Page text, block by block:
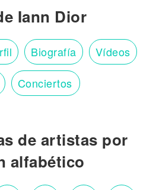
Iann Dior
Biografía Vídeos
Conciertos
de artistas por
alfabético